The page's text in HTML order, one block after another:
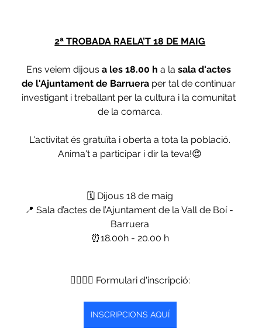
2ª TROBADA RAELA’T 18 DE MAIG
Ens veiem dijous a les 18.00 h a la sala d'actes
de l'Ajuntament de Barruera per tal de continuar
investigant i treballant per la cultura i la comunitat
de la comarca.
L'activitat és gratuïta i oberta a tota la població.
Anima't a participar i dir la teva!😍
🗓️ Dijous 18 de maig
📍 Sala d’actes de l’Ajuntament de la Vall de Boí -
Barruera
⏰18.00h - 20.00 h
👉🏿👉🏼 Formulari d'inscripció:
INSCRIPCIONS AQUÍ